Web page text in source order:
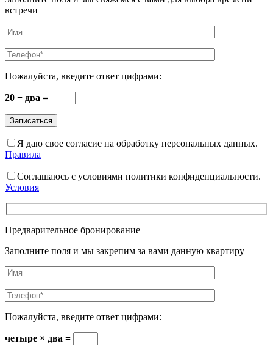
встречи
Пожалуйста, введите ответ цифрами:
20 − два =
Я даю свое согласие на обработку персональных данных.
Правила
Соглашаюсь с условиями политики конфиденциальности.
Условия
Предварительное бронирование
Заполните поля и мы закрепим за вами данную квартиру
Пожалуйста, введите ответ цифрами:
четыре × два =